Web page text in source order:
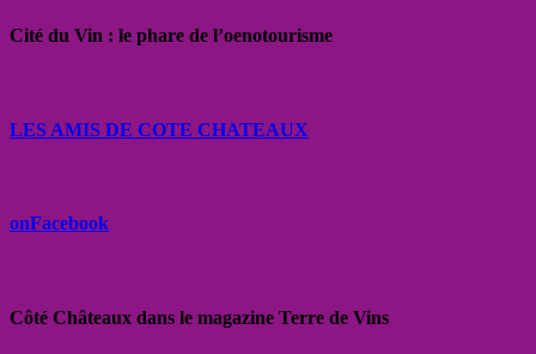
Cité du Vin : le phare de l’oenotourisme
LES AMIS DE COTE CHATEAUX
onFacebook
Côté Châteaux dans le magazine Terre de Vins